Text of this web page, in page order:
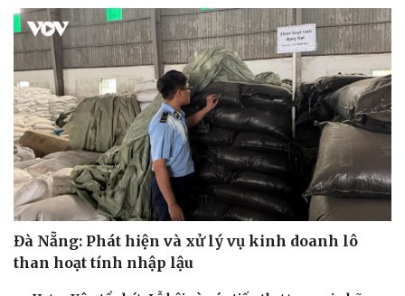
Đà Nẵng: Phát hiện và xử lý vụ kinh doanh lô
than hoạt tính nhập lậu